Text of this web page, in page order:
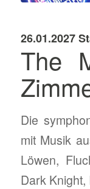
26.01.2027
The
Die
mit Musik
Löwen,
Dark Knight,